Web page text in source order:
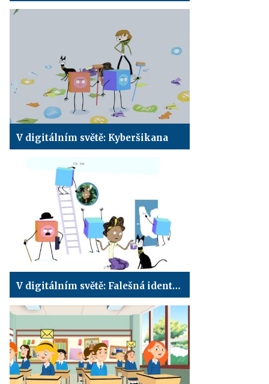
V digitálním světě: Kyberšikana
V digitálním světě: Falešná identita